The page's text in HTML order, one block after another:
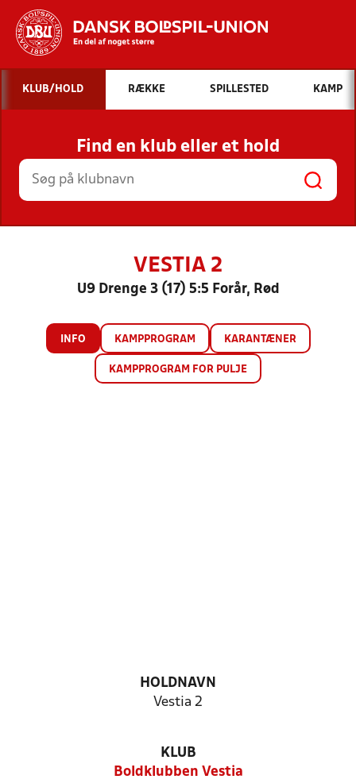
Hvad vil du søge efter?
INDHOLD OG NYHEDER
STILLINGER, RESULTATER, KLUBBER OG
HOLD
KLUB/HOLD RÆKKE SPILLESTED KAMP
Find en klub eller et hold
VESTIA 2
U9 Drenge 3 (17) 5:5 Forår, Rød
INFO KAMPPROGRAM KARANTÆNER
KAMPPROGRAM FOR PULJE
HOLDNAVN
Vestia 2
KLUB
Boldklubben Vestia